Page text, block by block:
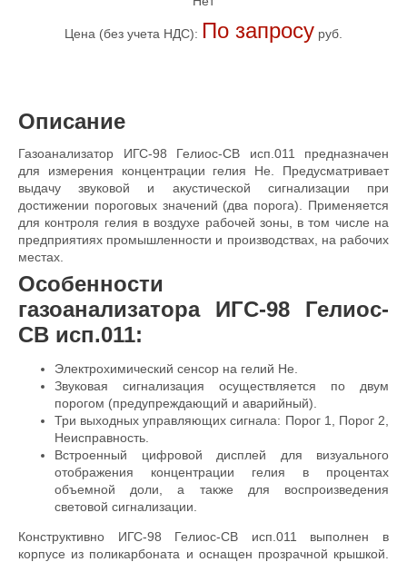
Цена (без учета НДС): По запросу руб.
Описание
Газоанализатор ИГС-98 Гелиос-СВ исп.011 предназначен
для измерения концентрации гелия He. Предусматривает
выдачу звуковой и акустической сигнализации при
достижении пороговых значений (два порога). Применяется
для контроля гелия в воздухе рабочей зоны, в том числе на
предприятиях промышленности и производствах, на рабочих
местах.
Особенности
газоанализатора ИГС-98 Гелиос-
СВ исп.011:
Электрохимический сенсор на гелий He.
Звуковая сигнализация осуществляется по двум
порогом (предупреждающий и аварийный).
Три выходных управляющих сигнала: Порог 1, Порог 2,
Неисправность.
Встроенный цифровой дисплей для визуального
отображения концентрации гелия в процентах
объемной доли, а также для воспроизведения
световой сигнализации.
Конструктивно ИГС-98 Гелиос-СВ исп.011
выполнен в
корпусе из поликарбоната и оснащен прозрачной крышкой.